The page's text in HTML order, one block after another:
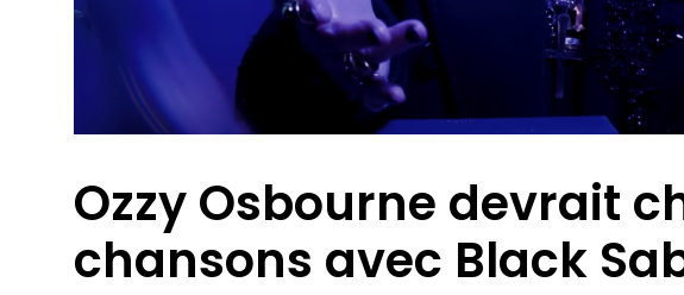
Ozzy Osbourne devrait
chansons avec Black